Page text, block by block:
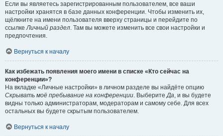
Если вы являетесь зарегистрированным пользователем, все ваши
настройки хранятся в базе данных конференции. Чтобы изменить их,
щёлкните на имени пользователя вверху страницы и перейдите по
ссылкеЛичный раздел. Там вы можете изменить все свои настройки и
предпочтения.
Вернуться к началу
Как избежать появления моего имени в списке «Кто сейчас на
конференции»?
На вкладке «Личные настройки» в личном разделе вы найдёте опцию
Скрывать моё пребывание на конференции. ВыберитеДа, и вы будете
видны только администраторам, модераторам и самому себе. Для всех
остальных вы будете скрытым пользователем.
Вернуться к началу